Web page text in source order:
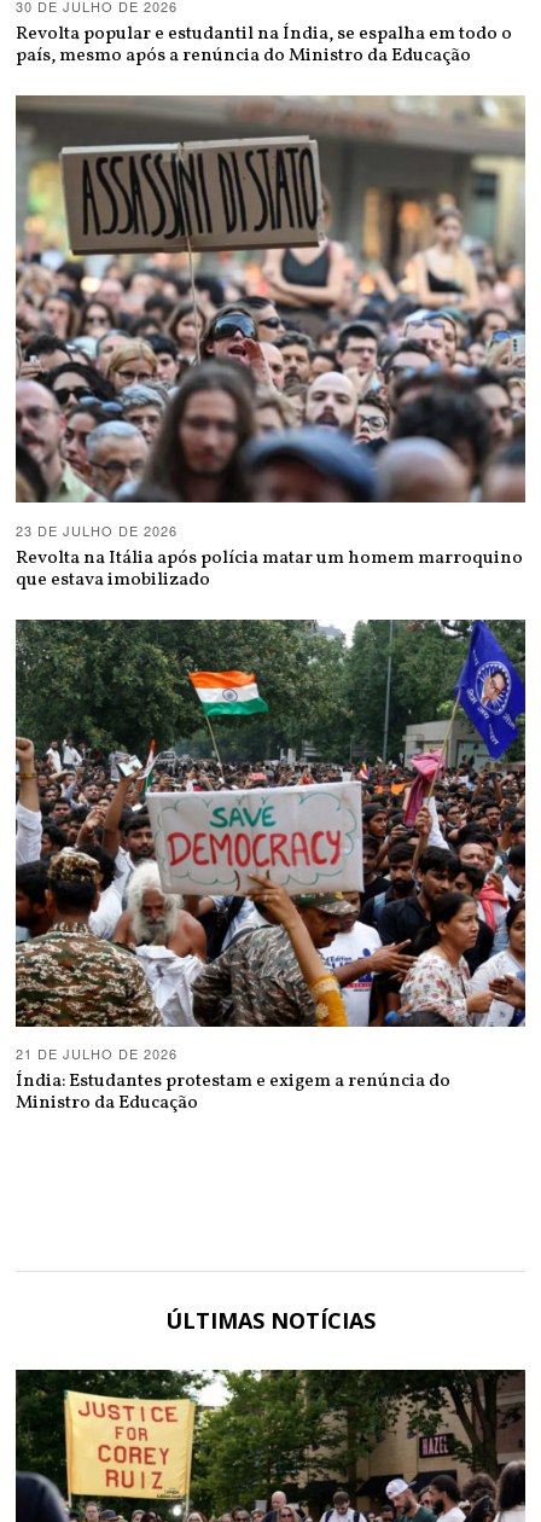
30 DE JULHO DE 2026
Revolta popular e estudantil na Índia, se espalha em todo o
país, mesmo após a renúncia do Ministro da Educação
23 DE JULHO DE 2026
Revolta na Itália após polícia matar um homem marroquino
que estava imobilizado
21 DE JULHO DE 2026
Índia: Estudantes protestam e exigem a renúncia do
Ministro da Educação
ÚLTIMAS NOTÍCIAS